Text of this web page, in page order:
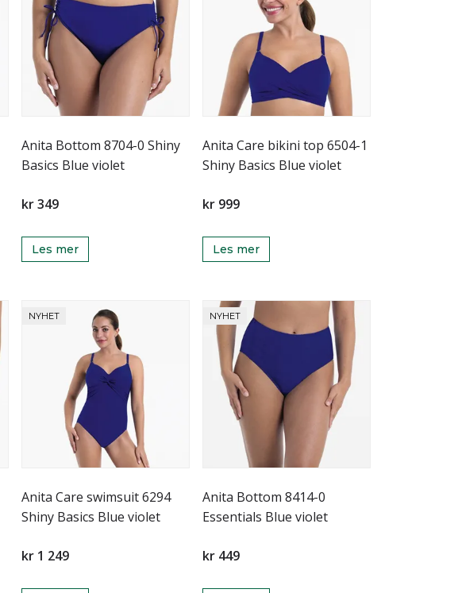
Anita Bottom 8704-0 Shiny
Basics Blue violet
kr 349
Les mer
Anita Care bikini top 6504-1
Shiny Basics Blue violet
kr 999
Les mer
NYHET
Anita Care swimsuit 6294
Shiny Basics Blue violet
kr 1 249
NYHET
Anita Bottom 8414-0
Essentials Blue violet
kr 449